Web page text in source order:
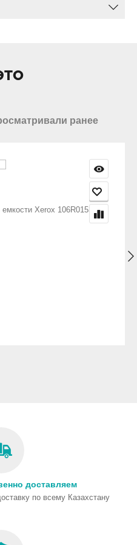
ранее
Xerox 106R01536
доставляем
по всему Казахстану